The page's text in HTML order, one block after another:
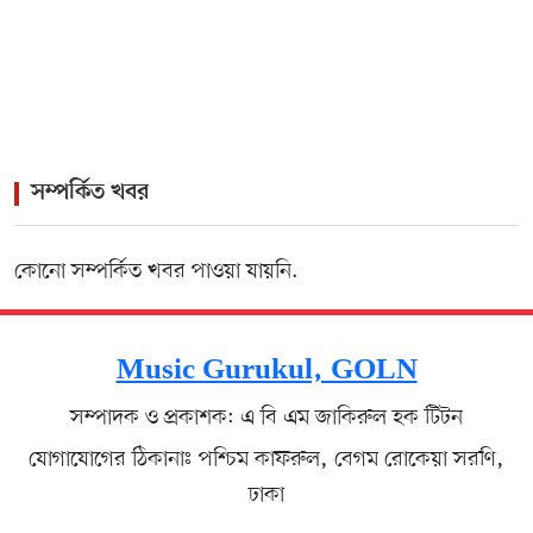
সম্পর্কিত খবর
কোনো সম্পর্কিত খবর পাওয়া যায়নি.
Music Gurukul, GOLN
সম্পাদক ও প্রকাশক: এ বি এম জাকিরুল হক টিটন
যোগাযোগের ঠিকানাঃ পশ্চিম কাফরুল, বেগম রোকেয়া সরণি,
ঢাকা